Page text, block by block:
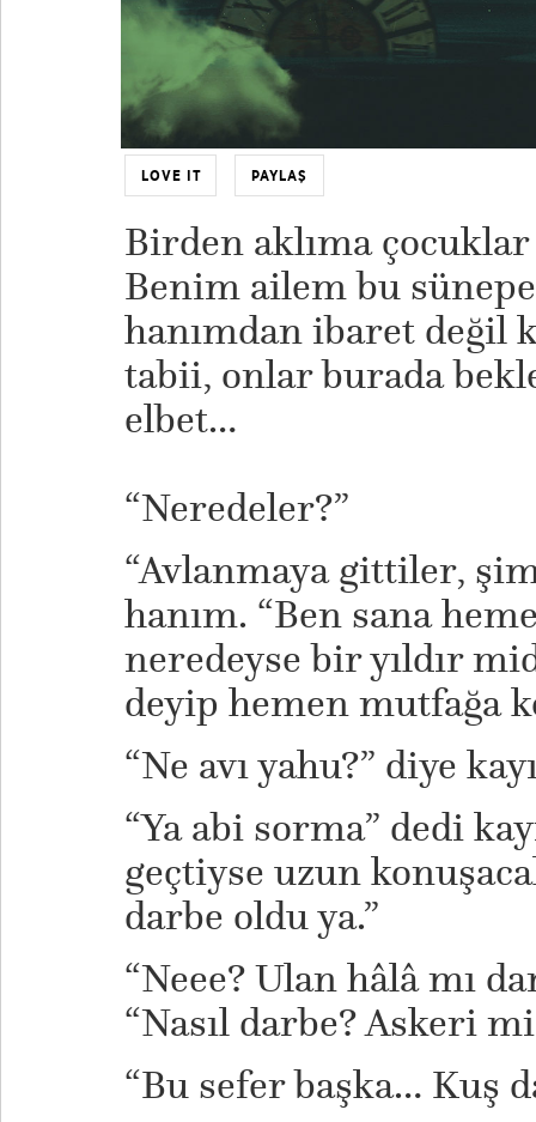
LOVE IT PAYLAŞ
Birden aklıma
Benim ailem bu
hanımdan ibaret değil
tabii, onlar burada
elbet…
“Neredeler?”
“Avlanmaya gittiler,
hanım. “Ben sana
neredeyse bir yıldır
deyip hemen mutfağa
“Ne avı yahu?” diye
“Ya abi sorma” dedi
geçtiyse uzun
darbe oldu ya.”
“Neee? Ulan hâlâ mı
“Nasıl darbe? Askeri
“Bu sefer başka… Kuş